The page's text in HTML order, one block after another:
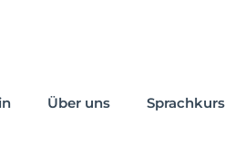
Über uns